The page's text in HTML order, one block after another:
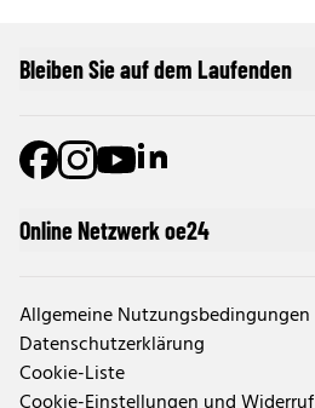
Online Netzwerk oe24
Allgemeine Nutzungsbedingungen
Datenschutzerklärung
Cookie-Liste
Bleiben Sie auf dem Laufenden